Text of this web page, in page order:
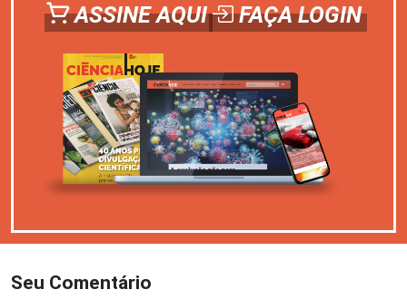
ASSINE AQUI FAÇA LOGIN
Seu Comentário